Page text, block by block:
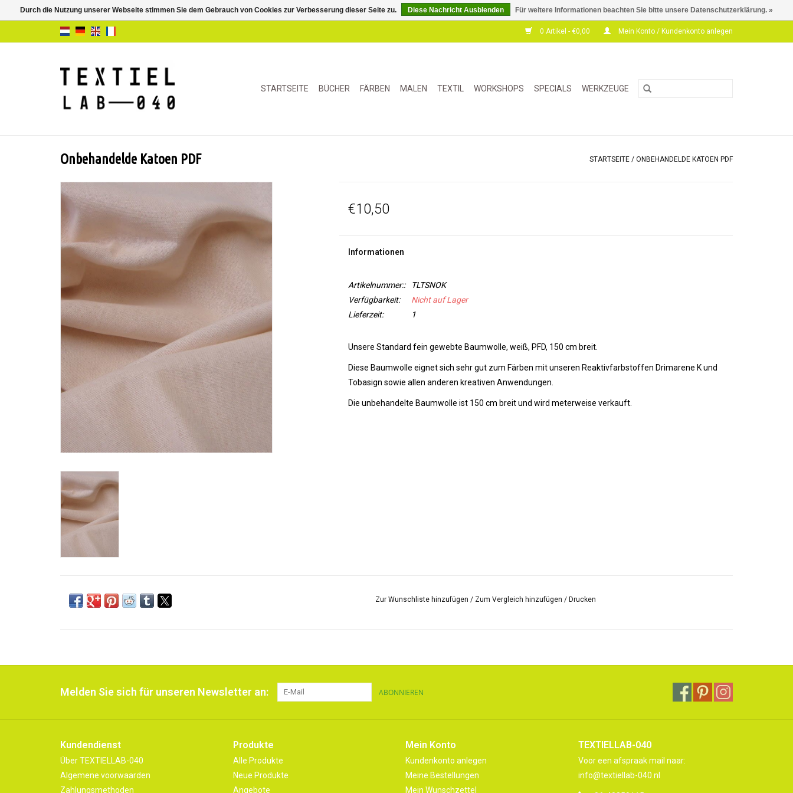
0 Artikel - €0,00 Mein Konto / Kundenkonto anlegen
STARTSEITE BÜCHER FÄRBEN MALEN TEXTIL WORKSHOPS SPECIALS WERKZEUGE
Onbehandelde Katoen PDF STARTSEITE / ONBEHANDELDE KATOEN PDF
€10,50
Informationen
Artikelnummer::
TLTSNOK
Verfügbarkeit:
Nicht auf Lager
Lieferzeit:
1
Unsere Standard fein gewebte Baumwolle, weiß, PFD, 150 cm breit.
Diese Baumwolle eignet sich sehr gut zum Färben mit unseren Reaktivfarbstoffen Drimarene K und
Tobasign sowie allen anderen kreativen Anwendungen.
Die unbehandelte Baumwolle ist 150 cm breit und wird meterweise verkauft.
Zur Wunschliste hinzufügen / Zum Vergleich hinzufügen /Drucken
Melden Sie sich für unseren Newsletter an: ABONNIEREN
Kundendienst
Über TEXTIELLAB-040
Algemene voorwaarden
Zahlungsmethoden
Produkte
Alle Produkte
Neue Produkte
Angebote
Mein Konto
Kundenkonto anlegen
Meine Bestellungen
Mein Wunschzettel
TEXTIELLAB-040
Voor een afspraak mail naar:
info@textiellab-040.nl
Durch die Nutzung unserer Webseite stimmen Sie dem Gebrauch von Cookies zur Verbesserung dieser Seite zu. Diese Nachricht Ausblenden Für weitere Informationen beachten Sie bitte unsere Datenschutzerklärung. »